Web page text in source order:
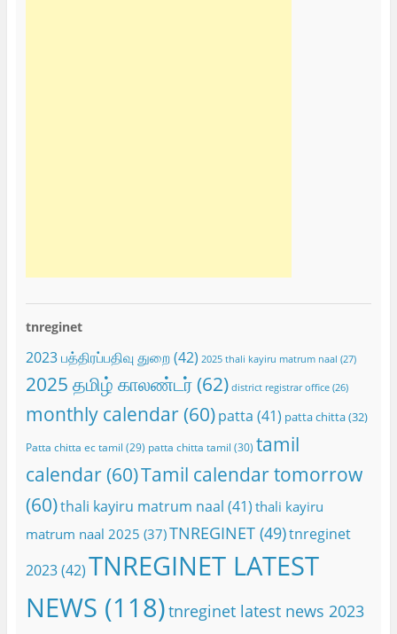
tnreginet
2023 பத்திரப்பதிவு துறை(42) 2025 thali kayiru matrum naal (27)
2025 தமிழ் காலண்டர்(62) district registrar office(26)
monthly calendar(60) patta (41) patta chitta(32)
Patta chitta ec tamil (29) patta chitta tamil (30) tamil
calendar(60)Tamil calendar tomorrow
(60)thali kayiru matrum naal (41) thali kayiru
matrum naal 2025 (37)TNREGINET(49)tnreginet
2023(42)TNREGINET LATEST
NEWS (118)tnreginet latest news 2023